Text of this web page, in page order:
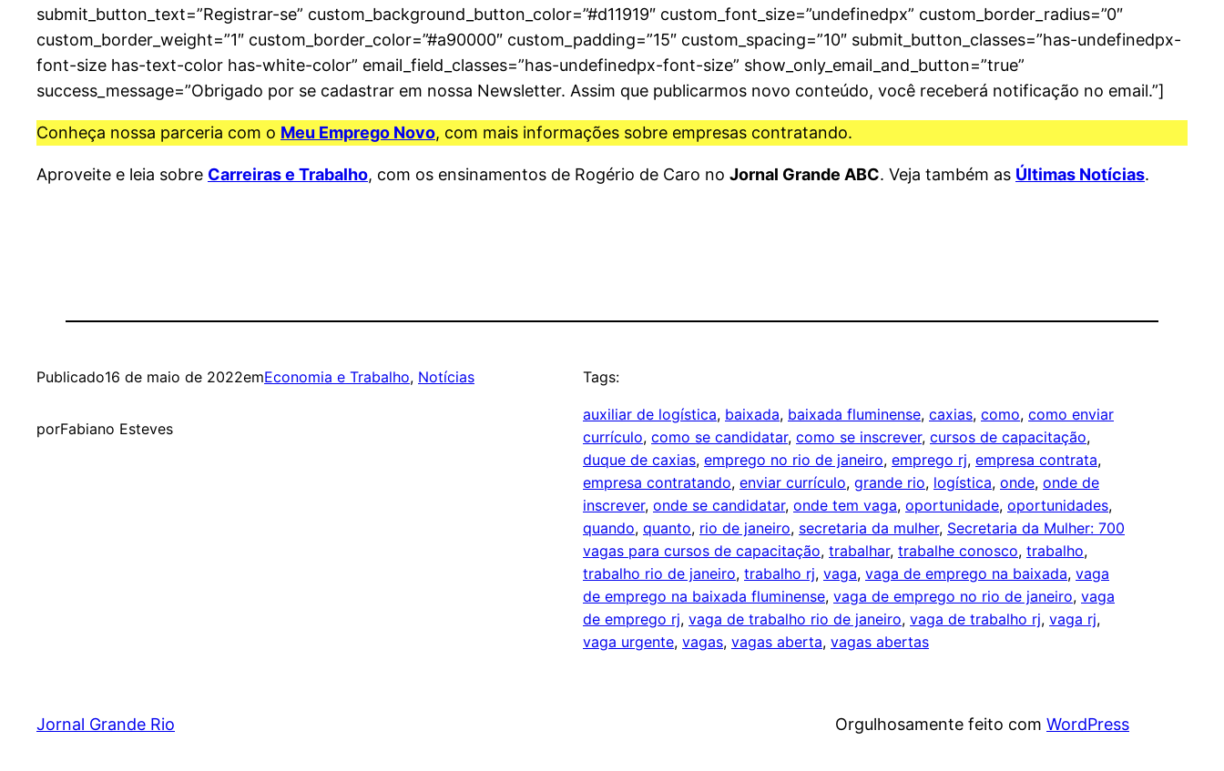
submit_button_text=”Registrar-se” custom_background_button_color=”#d11919″ custom_font_size=”undefinedpx” custom_border_radius=”0″
custom_border_weight=”1″ custom_border_color=”#a90000″ custom_padding=”15″ custom_spacing=”10″ submit_button_classes=”has-undefinedpx-
font-size has-text-color has-white-color” email_field_classes=”has-undefinedpx-font-size” show_only_email_and_button=”true”
success_message=”Obrigado por se cadastrar em nossa Newsletter. Assim que publicarmos novo conteúdo, você receberá notificação no email.”]
Conheça nossa parceria com o Meu Emprego Novo, com mais informações sobre empresas contratando.
Aproveite e leia sobre Carreiras e Trabalho, com os ensinamentos de Rogério de Caro no Jornal Grande ABC. Veja também as Últimas Notícias.
Publicado16 de maio de 2022emEconomia e Trabalho, Notícias
porFabiano Esteves
Tags:
auxiliar de logística, baixada, baixada fluminense, caxias, como, como enviar
currículo, como se candidatar, como se inscrever, cursos de capacitação
duque de caxias, emprego no rio de janeiro, emprego rj, empresa contrata
empresa contratando, enviar currículo, grande rio, logística, onde, onde de
inscrever, onde se candidatar, onde tem vaga, oportunidade, oportunidades
quando, quanto, rio de janeiro, secretaria da mulher, Secretaria da Mulher: 700
vagas para cursos de capacitação, trabalhar, trabalhe conosco, trabalho
trabalho rio de janeiro, trabalho rj, vaga, vaga de emprego na baixada, vaga
de emprego na baixada fluminense, vaga de emprego no rio de janeiro, vaga
de emprego rj, vaga de trabalho rio de janeiro, vaga de trabalho rj, vaga rj
vaga urgente, vagas, vagas aberta, vagas abertas
Jornal Grande Rio Orgulhosamente feito com WordPress